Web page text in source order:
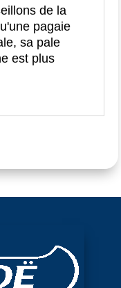
de la
pagaie
sa pale
est plus